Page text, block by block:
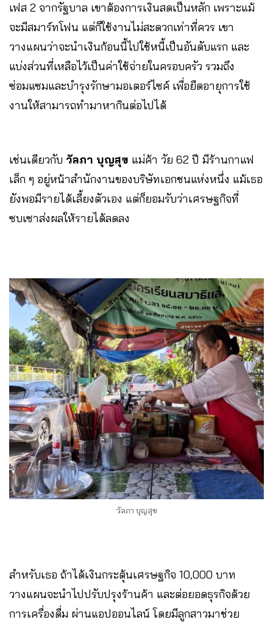
เฟส 2 จากรัฐบาล เขาต้องการเงินสดเป็นหลัก เพราะแม้
จะมีสมาร์ทโฟน แต่ก็ใช้งานไม่สะดวกเท่าที่ควร เขา
วางแผนว่าจะนำเงินก้อนนี้ไปใช้หนี้เป็นอันดับแรก และ
แบ่งส่วนที่เหลือไว้เป็นค่าใช้จ่ายในครอบครัว รวมถึง
ซ่อมแซมและบำรุงรักษามอเตอร์ไซค์ เพื่อยืดอายุการใช้
งานให้สามารถทำมาหากินต่อไปได้
เช่นเดียวกับ วัลภา บุญสุข แม่ค้า วัย 62 ปี มีร้านกาแฟ
เล็ก ๆ อยู่หน้าสำนักงานของบริษัทเอกชนแห่งหนึ่ง แม้เธอ
ยังพอมีรายได้เลี้ยงตัวเอง แต่ก็ยอมรับว่าเศรษฐกิจที่
ซบเซาส่งผลให้รายได้ลดลง
วัลภา บุญสุข
สำหรับเธอ ถ้าได้เงินกระตุ้นเศรษฐกิจ 10,000 บาท
วางแผนจะนำไปปรับปรุงร้านค้า และต่อยอดธุรกิจด้วย
การเครื่องดื่ม ผ่านแอปออนไลน์ โดยมีลูกสาวมาช่วย